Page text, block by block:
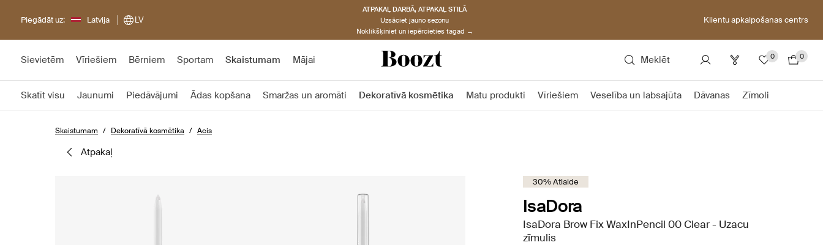
Piegādāt uz: Latvija LV
ATPAKAĻ DARBĀ, ATPAKAĻ STILĀ
Uzsāciet jauno sezonu
Noklikšķiniet un iepērcieties tagad →
Klientu apkalpošanas centrs
Sievietēm Vīriešiem Bērniem Sportam Skaistumam Mājai Meklēt 0 0
Skatīt visu Jaunumi Piedāvājumi Ādas kopšana Smaržas un aromāti Dekoratīvā kosmētika Matu produkti Vīriešiem Veselība un labsajūta Dāvanas Zīmoli
Skaistumam Dekoratīvā kosmētika Acis
atpakaļ
30% Atlaide
IsaDora
IsaDora Brow Fix WaxInPencil 00 Clear - Uzacu
zīmulis